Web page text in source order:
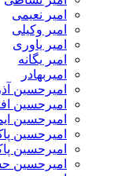
امیر نعیمی
امیر وکیلی
امیر یاوری
امیر یگانه
امیربهادر
امیرحسین
امیرحسین
امیرحسین
امیرحسین
امیرحسین
امیرحسین